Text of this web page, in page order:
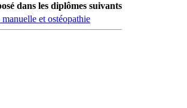
dans les diplômes suivants
et ostéopathie